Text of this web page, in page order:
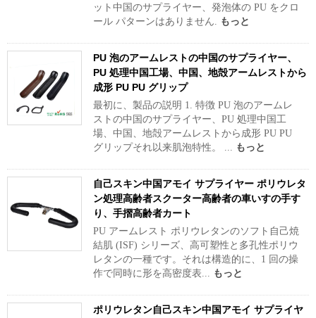
ット中国のサプライヤー、発泡体の PU をクロ
ール パターンはありません. もっと
PU 泡のアームレストの中国のサプライヤー、
PU 処理中国工場、中国、地殻アームレストから
成形 PU PU グリップ
最初に、製品の説明 1. 特徴 PU 泡のアームレ
ストの中国のサプライヤー、PU 処理中国工
場、中国、地殻アームレストから成形 PU PU
グリップそれ以来肌泡特性。 ... もっと
自己スキン中国アモイ サプライヤー ポリウレタ
ン処理高齢者スクーター高齢者の車いすの手す
り、手摺高齢者カート
PU アームレスト ポリウレタンのソフト自己焼
結肌 (ISF) シリーズ、高可塑性と多孔性ポリウ
レタンの一種です。それは構造的に、1 回の操
作で同時に形を高密度表... もっと
ポリウレタン自己スキン中国アモイ サプライヤ